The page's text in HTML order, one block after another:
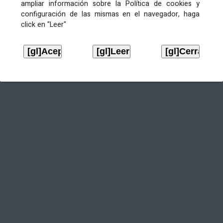
ampliar información sobre la Política de cookies y
configuración de las mismas en el navegador, haga
click en "Leer"